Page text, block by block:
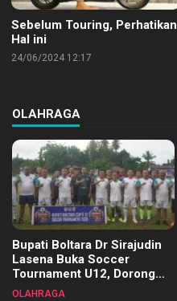
Sebelum Touring, Perhatikan
Hal ini
24/06/2024 12:17
OLAHRAGA
Bupati Boltara Dr Sirajudin
Lasena Buka Soccer
Tournament U12, Dorong
Pembinaan Merata di Setiap
OLAHRAGA